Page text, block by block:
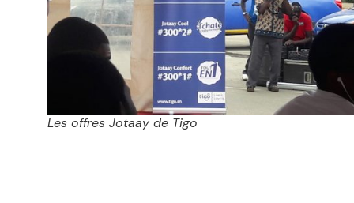
Les offres Jotaay de Tigo